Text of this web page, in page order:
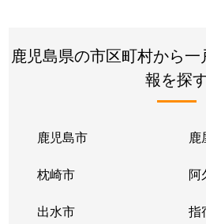
鹿児島県の市区町村から
報を探
鹿児島市 鹿
枕崎市 阿
出水市 指